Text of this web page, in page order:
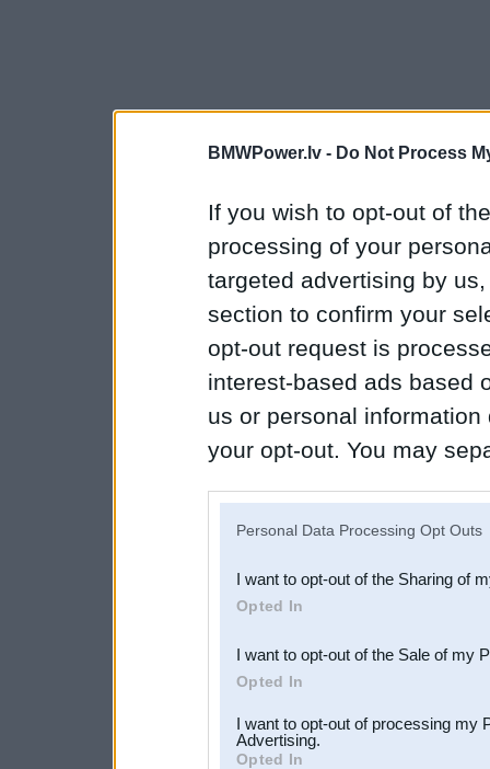
BMWPower.lv - Do Not Process
If you wish to opt-out of
processing of your
targeted advertising by
section to confirm your
opt-out request is
interest-based ads based
us or personal
your opt-out. You may
Downstream Participants
third parties.
Personal Data Processing Opt Outs
I want to opt-out of the Sharing of
Opted In
I want to opt-out of the Sale of my
Opted In
I want to opt-out of processing my
Advertising.
Opted In